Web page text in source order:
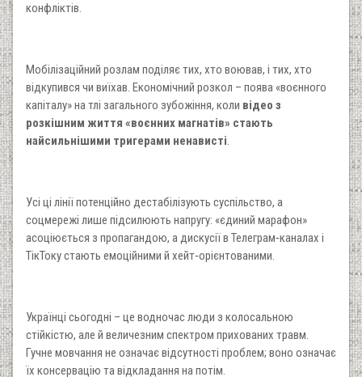
конфліктів.
Мобілізаційний розлам поділяє тих, хто воював, і тих, хто
відкупився чи виїхав. Економічний розкол – поява «воєнного
капіталу» на тлі загального зубожіння, коли відео з
розкішним життя «воєнних магнатів» стають
найсильнішими тригерами ненависті.
Усі ці лінії потенційно дестабілізують суспільство, а
соцмережі лише підсилюють напругу: «єдиний марафон»
асоціюється з пропагандою, а дискусії в Телеграм‑каналах і
ТікТоку стають емоційними й хейт‑орієнтованими.
Українці сьогодні – це водночас люди з колосальною
стійкістю, але й величезним спектром прихованих травм.
Гучне мовчання не означає відсутності проблем; воно означає
їх консервацію та відкладання на потім.